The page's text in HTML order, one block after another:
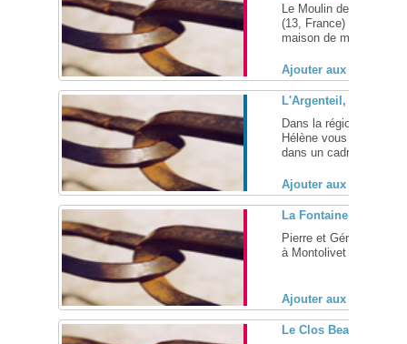
Le Moulin des Vieilles
(13, France) Un
maison de maître
Ajouter aux favoris
L'Argenteil, maison
Dans la région de
Hélène vous
dans un cadre
Ajouter aux favoris
La Fontaine aux
Pierre et Gérard vous
à Montolivet (Seine et
Ajouter aux favoris
Le Clos Beauvallet,